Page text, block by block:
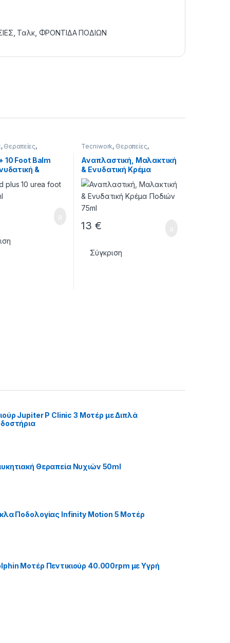
Ταλκ, ΦΡΟΝΤΙΔΑ ΠΟΔΙΩΝ
, Θεραπείες,
10 Foot Balm
&
Κρέμα
Ουρία 10%
Tecniwork, Θεραπείες,
ΠΟΔΙΩΝ
Αναπλαστική, Μαλακτική
& Ενυδατική Κρέμα
Ποδιών 75ml
13€
Σύγκριση
Jupiter P Clinic 3 Μοτέρ με Διπλά
Θεραπεία Νυχιών 50ml
Ποδολογίας Infinity Motion 5 Μοτέρ
Μοτέρ Πεντικιούρ 40.000rpm με Υγρή